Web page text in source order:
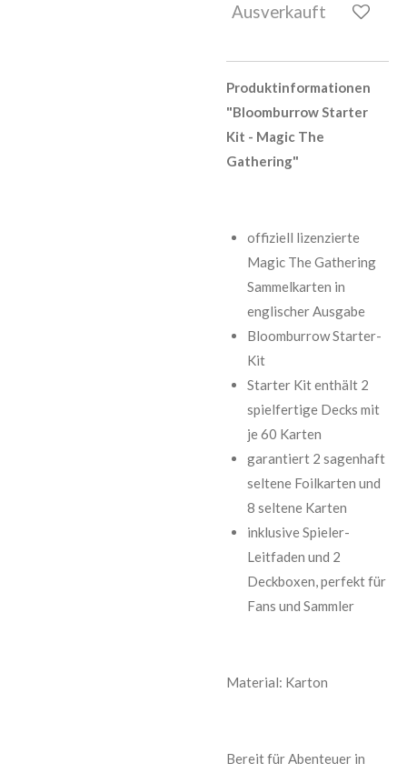
Ausverkauft
Produktinformationen
"Bloomburrow Starter
Kit - Magic The
Gathering"
offiziell lizenzierte
Magic The Gathering
Sammelkarten in
englischer Ausgabe
Bloomburrow Starter-
Kit
Starter Kit enthält 2
spielfertige Decks mit
je 60 Karten
garantiert 2 sagenhaft
seltene Foilkarten und
8 seltene Karten
inklusive Spieler-
Leitfaden und 2
Deckboxen, perfekt für
Fans und Sammler
Material: Karton
Bereit für Abenteuer in